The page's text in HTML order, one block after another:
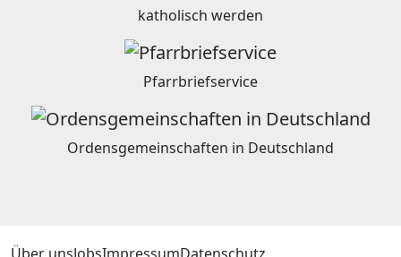
katholisch werden
Pfarrbriefservice
Ordensgemeinschaften in Deutschland